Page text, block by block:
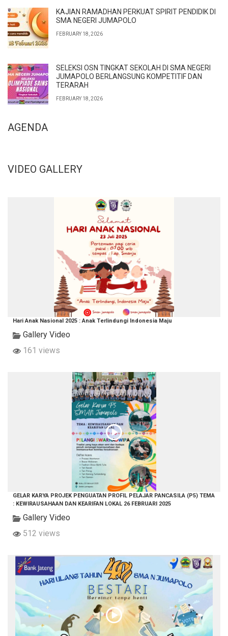
KAJIAN RAMADHAN PERKUAT SPIRIT PENDIDIK DI
SMA NEGERI JUMAPOLO
FEBRUARY 18, 2026
SELEKSI OSN TINGKAT SEKOLAH DI SMA NEGERI
JUMAPOLO BERLANGSUNG KOMPETITIF DAN
TERARAH
FEBRUARY 18, 2026
AGENDA
VIDEO GALLERY
Hari Anak Nasional 2025 : Anak Terlindungi Indonesia Maju
Gallery Video
161 views
GELAR KARYA PROJEK PENGUATAN PROFIL PELAJAR PANCASILA (P5) TEMA
: KEWIRAUSAHAAN DAN KEARIFAN LOKAL 26 FEBRUARI 2025
Gallery Video
512 views